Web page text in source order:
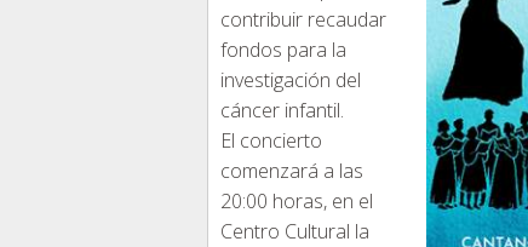
contribuir recaudar
fondos para la
investigación del
cáncer infantil.
El concierto
comenzará a las
20:00 horas, en el
Centro Cultural la